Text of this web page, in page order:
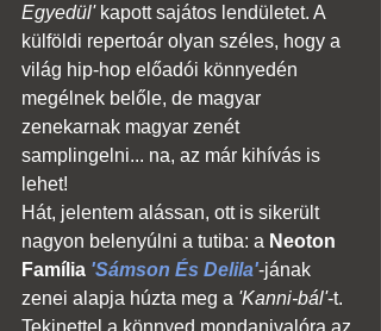
Egyedül' kapott sajátos lendületet. A
külföldi repertoár olyan széles, hogy a
világ hip-hop előadói könnyedén
megélnek belőle, de magyar
zenekarnak magyar zenét
samplingelni... na, az már kihívás is
lehet!
Hát, jelentem alássan, ott is sikerült
nagyon belenyúlni a tutiba: a Neoton
Família 'Sámson És Delila'-jának
zenei alapja húzta meg a 'Kanni-bál'-t.
Tekinettel a könnyed mondanivalóra az